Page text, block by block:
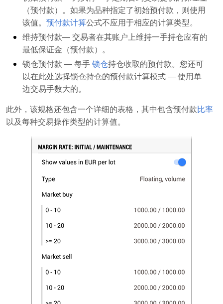
（预付款）。如果为品种指定了初始预付款，则使用
该值。 预付款计算公式不应用于相应的计算类型。
维持预付款― 交易者在其账户上维持一手持仓应有的
最低保证金（预付款）。
锁仓预付款 ― 每手锁仓持仓收取的预付款。您还可
以在此处选择锁仓持仓的预付款计算模式 ― 使用单
边交易手数大的。
此外，该规格还包含一个详细的表格，其中包含预付款比率
以及每种交易操作类型的计算值。